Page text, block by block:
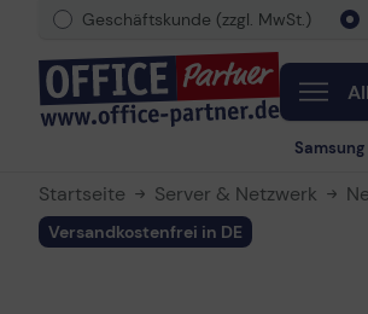
Geschäftskunde (zzgl. MwSt.)
Startseite Server & Netzwerk
Versandkostenfrei in DE